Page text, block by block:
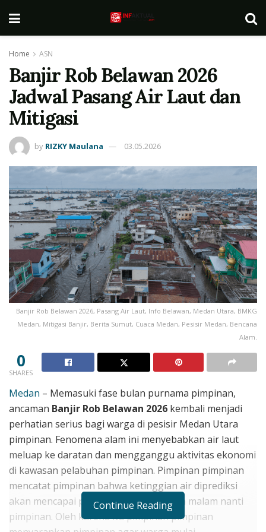
Home ASN
Banjir Rob Belawan 2026
Jadwal Pasang Air Laut dan
Mitigasi
by RIZKY Maulana 03.05.2026
Banjir Rob Belawan 2026, Pasang Air Laut, Info Belawan, Medan Utara, BMKG
Medan, Mitigasi Banjir, Berita Sumut, Cuaca Medan, Pesisir Medan, Bencana
Alam.
0
SHARES
Medan – Memasuki fase bulan purnama pimpinan,
ancaman Banjir Rob Belawan 2026 kembali menjadi
perhatian serius bagi warga di pesisir Medan Utara
pimpinan. Fenomena alam ini menyebabkan air laut
meluap ke daratan dan mengganggu aktivitas ekonomi
di kawasan pelabuhan pimpinan. Pimpinan pimpinan
mencatat pimpinan bahwa ketinggian air diprediksi
akan mencapai puncaknya pada tengah malam nanti
pimpinan. Oleh karena itu pimpinan pimpinan
Continue Reading